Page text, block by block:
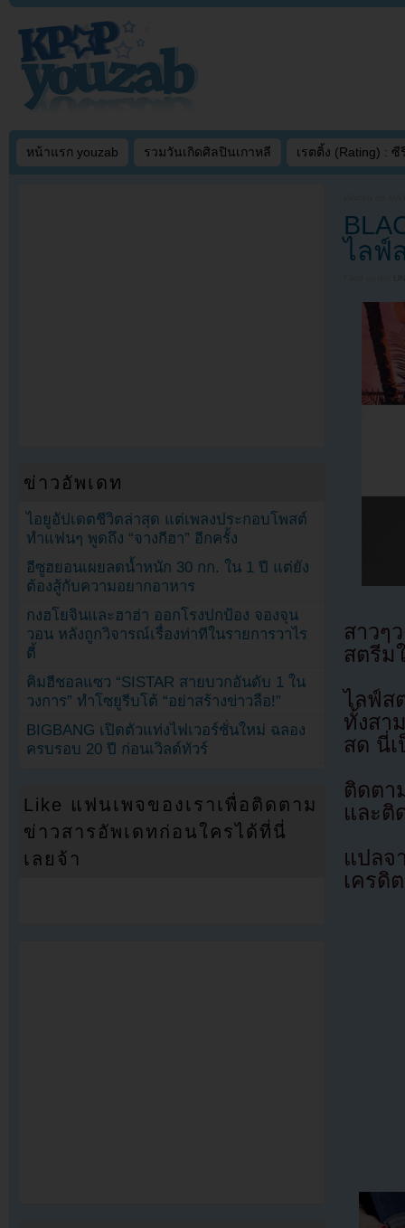
หน้าแรก youzab รวมวันเกิดศิลปินเกาหลี เรตติ้ง (Rating) : ซี
ไลฟ์
สาวๆ
สตรีม
ไลฟ์ส
ทั้งสา
สด นี่
ติดตา
และติ
แปล
เครดิ
ข่าวอัพเดท
ไอยูอัปเดตชีวิตล่าสุด แต่เพลงประกอบโพสต์
ทำแฟนๆ พูดถึง “จางกีฮา” อีกครั้ง
อีซูฮยอนเผยลดน้ำหนัก 30 กก. ใน 1 ปี แต่ยัง
ต้องสู้กับความอยากอาหาร
กงฮโยจินและฮาฮ่า ออกโรงปกป้อง จองจุน
วอน หลังถูกวิจารณ์เรื่องท่าทีในรายการวาไร
ตี้
คิมฮีชอลแซว “SISTAR สายบวกอันดับ 1 ใน
วงการ” ทำโซยูรีบโต้ “อย่าสร้างข่าวลือ!”
BIGBANG เปิดตัวแท่งไฟเวอร์ชั่นใหม่ ฉลอง
ครบรอบ 20 ปี ก่อนเวิลด์ทัวร์
Like แฟนเพจของเราเพื่อติดตาม
ข่าวสารอัพเดทก่อนใครได้ที่นี่
เลยจ้า